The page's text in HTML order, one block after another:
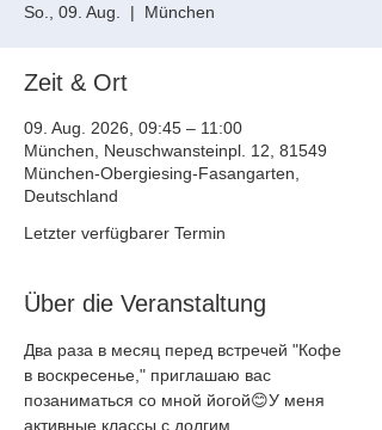
So., 09. Aug.
  |
München
Zeit & Ort
09. Aug. 2026, 09:45 – 11:00
München, Neuschwansteinpl. 12, 81549
München-Obergiesing-Fasangarten,
Deutschland
Letzter verfügbarer Termin
Über die Veranstaltung
Два раза в месяц перед встречей "Кофе
в воскресенье," приглашаю вас
позаниматься со мной йогой😊У меня
активные классы с долгим